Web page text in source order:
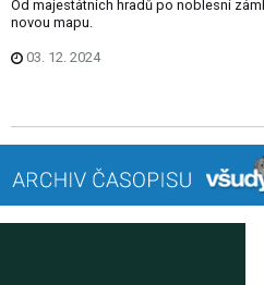
Od majestátních hradů po noblesní
novou mapu.
03. 12. 2024